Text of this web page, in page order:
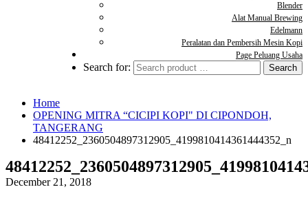
Blender
Alat Manual Brewing
Edelmann
Peralatan dan Pembersih Mesin Kopi
Page Peluang Usaha
Search for:
Home
OPENING MITRA “CICIPI KOPI" DI CIPONDOH,
TANGERANG
48412252_2360504897312905_4199810414361444352_n
December 21, 2018